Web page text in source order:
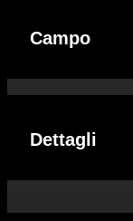
Campo
Dettagli